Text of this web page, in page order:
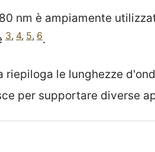
nm è ampiamente
3, 4, 5, 6.
riepiloga le lunghezze
per supportare diverse